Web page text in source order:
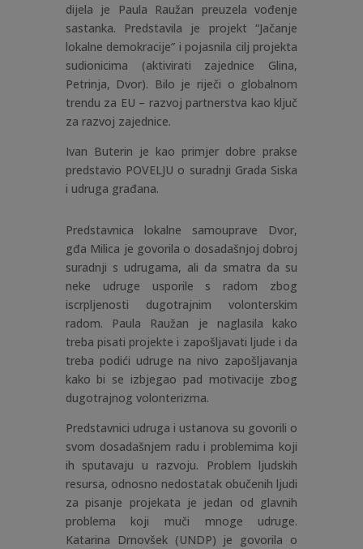
dijela je Paula Raužan preuzela vođenje
sastanka. Predstavila je projekt “Jačanje
lokalne demokracije” i pojasnila cilj projekta
sudionicima (aktivirati zajednice Glina,
Petrinja, Dvor). Bilo je riječi o globalnom
trendu za EU – razvoj partnerstva kao ključ
za razvoj zajednice.
Ivan Buterin je kao primjer dobre prakse
predstavio POVELJU o suradnji Grada Siska
i udruga građana.
Predstavnica lokalne samouprave Dvor,
gđa Milica je govorila o dosadašnjoj dobroj
suradnji s udrugama, ali da smatra da su
neke udruge usporile s radom zbog
iscrpljenosti dugotrajnim volonterskim
radom. Paula Raužan je naglasila kako
treba pisati projekte i zapošljavati ljude i da
treba podići udruge na nivo zapošljavanja
kako bi se izbjegao pad motivacije zbog
dugotrajnog volonterizma.
Predstavnici udruga i ustanova su govorili o
svom dosadašnjem radu i problemima koji
ih sputavaju u razvoju. Problem ljudskih
resursa, odnosno nedostatak obučenih ljudi
za pisanje projekata je jedan od glavnih
problema koji muči mnoge udruge.
Katarina Drnovšek (UNDP) je govorila o